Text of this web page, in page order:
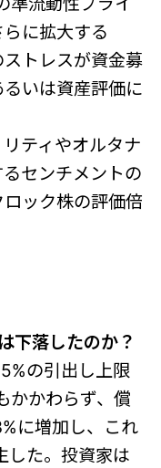
に拡大する
トレスが資金募
いは資産評価に
ティやオルタナ
センチメントの
ック株の評価倍
下落したのか？
の引出し上限
かかわらず、償
に増加し、これ
した。投資家は